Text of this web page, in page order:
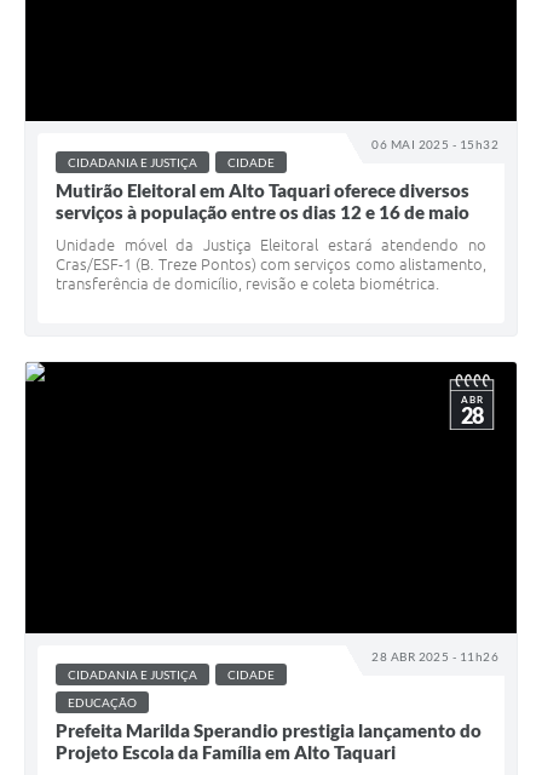
06 MAI 2025 - 15h32
CIDADANIA E JUSTIÇA CIDADE
Mutirão Eleitoral em Alto Taquari oferece diversos
serviços à população entre os dias 12 e 16 de maio
Unidade móvel da Justiça Eleitoral estará atendendo no
Cras/ESF-1 (B. Treze Pontos) com serviços como alistamento,
transferência de domicílio, revisão e coleta biométrica.
28 ABR 2025 - 11h26
ABR
28
CIDADANIA E JUSTIÇA
CIDADE
EDUCAÇÃO
Prefeita Marilda Sperandio prestigia lançamento do
Projeto Escola da Família em Alto Taquari